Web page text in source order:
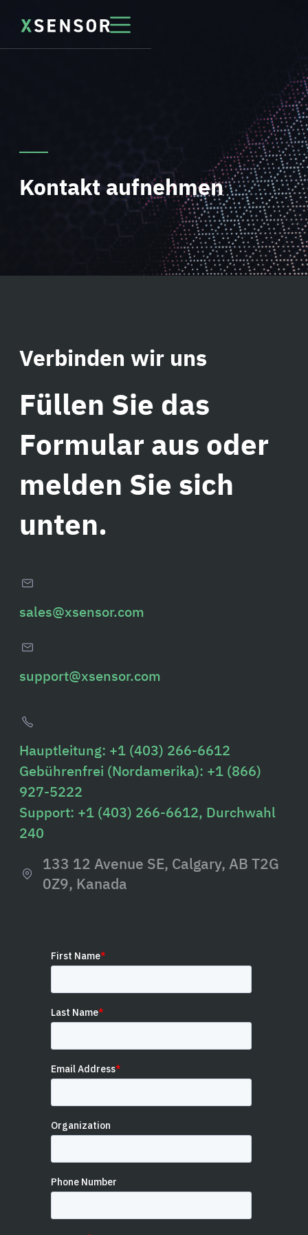
Kontakt aufnehmen
Verbinden wir uns
Füllen Sie das
Formular aus oder
melden Sie sich
unten.
sales@xsensor.com
support@xsensor.com
Hauptleitung: +1 (403) 266-6612
Gebührenfrei (Nordamerika): +1 (866)
927-5222
Support: +1 (403) 266-6612, Durchwahl
240
133 12 Avenue SE, Calgary, AB T2G
0Z9, Kanada